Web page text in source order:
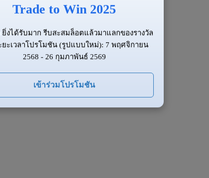
Trade to Win 2025
ยิ่งได้รับมาก รีบสะสมล็อตแล้วมาแลกของรางวัล
ยะเวลาโปรโมชัน (รูปแบบใหม่): 7 พฤศจิกายน
2568 - 26 กุมภาพันธ์ 2569
เข้าร่วมโปรโมชัน